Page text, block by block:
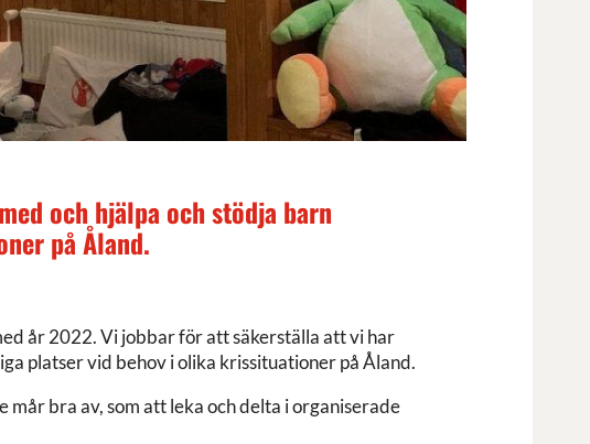
och hjälpa och stödja barn
på Åland.
år 2022. Vi jobbar för att säkerställa att vi har
platser vid behov i olika krissituationer på Åland.
bra av, som att leka och delta i organiserade